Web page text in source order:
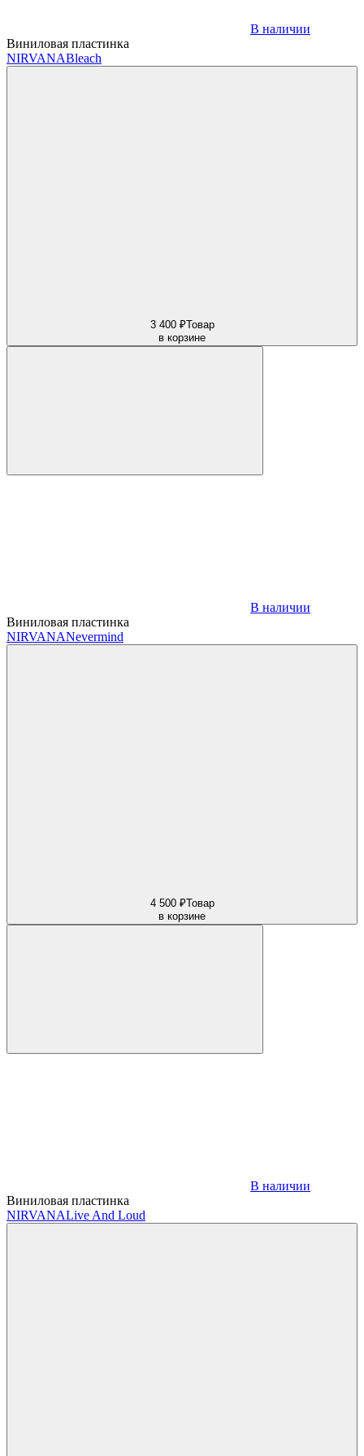
В наличии
Виниловая пластинка
NIRVANABleach
3 400 ₽Товар
в корзине
В наличии
Виниловая пластинка
NIRVANANevermind
4 500 ₽Товар
в корзине
В наличии
Виниловая пластинка
NIRVANALive And Loud